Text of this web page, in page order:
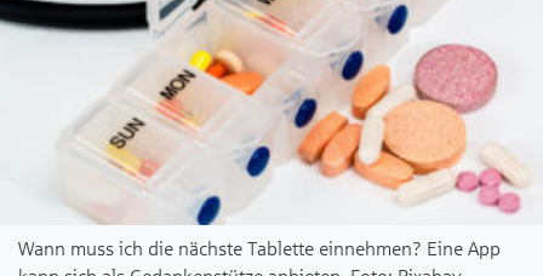
Wann muss ich die nächste Tablette einnehmen? Eine App